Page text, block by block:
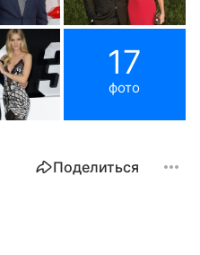
17
фото
Поделиться